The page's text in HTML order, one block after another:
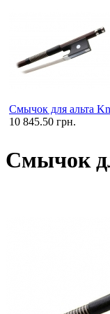
Смычок для альта
10 845.50 грн.
Смычок